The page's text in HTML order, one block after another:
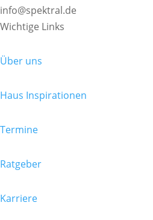
info@spektral.de
Wichtige Links
Über uns
Haus Inspirationen
Termine
Ratgeber
Karriere